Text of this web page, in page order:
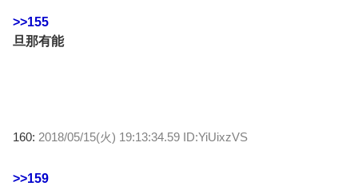
>>155
旦那有能
160: 2018/05/15(火) 19:13:34.59 ID:YiUixzVS
>>159